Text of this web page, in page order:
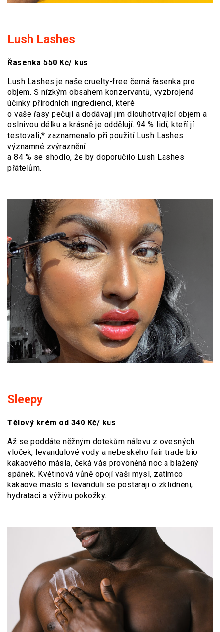
Lush Lashes
Řasenka 550 Kč/ kus
Lush Lashes je naše cruelty-free černá řasenka pro
objem. S nízkým obsahem konzervantů, vyzbrojená
účinky přírodních ingrediencí, které
o vaše řasy pečují a dodávají jim dlouhotrvající objem a
oslnivou délku a krásně je oddělují. 94 % lidí, kteří jí
testovali,* zaznamenalo při použití Lush Lashes
významné zvýraznění
a 84 % se shodlo, že by doporučilo Lush Lashes
přátelům.
Sleepy
Tělový krém od 340 Kč/ kus
Až se poddáte něžným dotekům nálevu z ovesných
vloček, levandulové vody a nebeského fair trade bio
kakaového másla, čeká vás provoněná noc a blažený
spánek. Květinová vůně opojí vaši mysl, zatímco
kakaové máslo s levandulí se postarají o zklidnění,
hydrataci a výživu pokožky.